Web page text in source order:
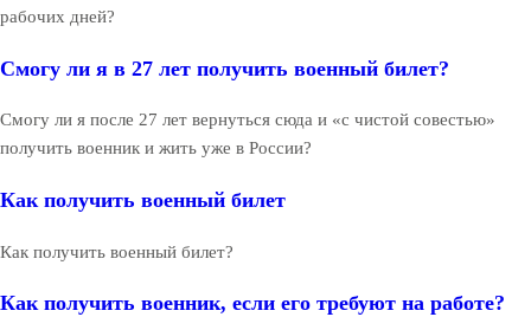
рабочих дней?
Смогу ли я в 27 лет получить военный билет?
Смогу ли я после 27 лет вернуться сюда и «с чистой совестью»
получить военник и жить уже в России?
Как получить военный билет
Как получить военный билет?
Как получить военник, если его требуют на работе?